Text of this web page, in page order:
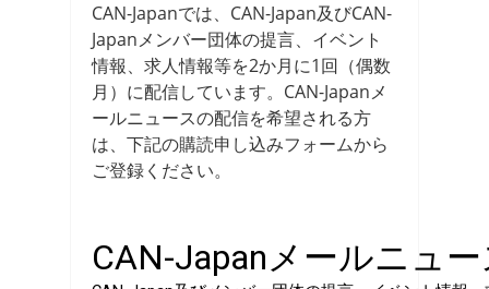
CAN-Japanでは、CAN-Japan及びCAN-
Japanメンバー団体の提言、イベント
情報、求人情報等を2か月に1回（偶数
月）に配信しています。CAN-Japanメ
ールニュースの配信を希望される方
は、下記の購読申し込みフォームから
ご登録ください。